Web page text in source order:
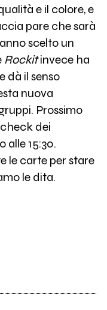
e il colore, e
pare che sarà
scelto un
Rockitinvece ha
dà il senso
nuova
Prossimo
dei
alle 15:30.
le carte per stare
le dita.